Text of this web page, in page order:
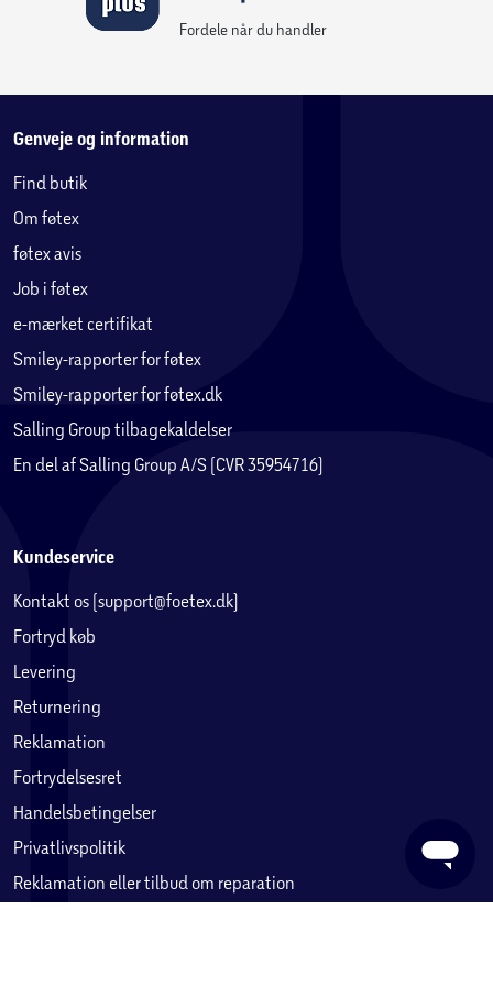
Sættet Coles missions-mech og drage-Zane indeholder 3
Fordele når du handler
Genveje og information
Find butik
Om føtex
føtex avis
Job i føtex
e-mærket certifikat
Smiley-rapporter for føtex
Smiley-rapporter for føtex.dk
Salling Group tilbagekaldelser
En del af Salling Group A/S (CVR 35954716)
Kundeservice
Kontakt os (support@foetex.dk)
Fortryd køb
Levering
Returnering
Reklamation
Fortrydelsesret
Handelsbetingelser
Privatlivspolitik
Reklamation eller tilbud om reparation